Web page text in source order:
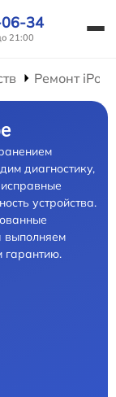
34
21:00
Ремонт iPod
диагностику,
устройства.
выполняем
гарантию.